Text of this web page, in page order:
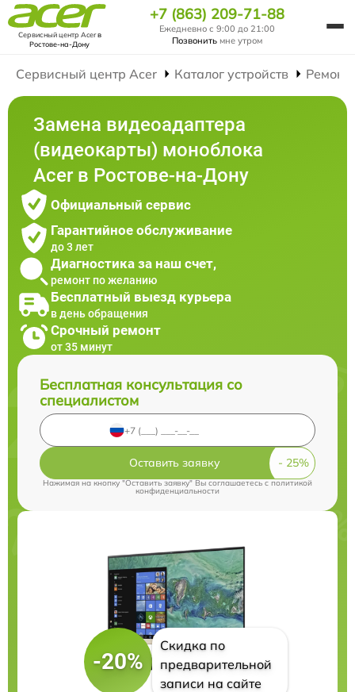
Сервисный центр Acerв
Ростове-на-Дону
+7 (863) 209-71-88
Ежедневно с 9:00 до 21:00
Позвонить мне утром
Сервисный центр Acer Каталог устройств Ремонт
Замена видеоадаптера
(видеокарты) моноблока
Acer в Ростове-на-Дону
Официальный сервис
Гарантийное обслуживание
до 3 лет
Диагностика за наш счет,
ремонт по желанию
Бесплатный выезд курьера
в день обращения
Срочный ремонт
от 35 минут
Бесплатная консультация со
специалистом
Оставить заявку
Нажимая на кнопку "Оставить заявку" Вы соглашаетесь cполитикой
конфиденциальности
-20%
Скидка по
предварительной
записи на сайте